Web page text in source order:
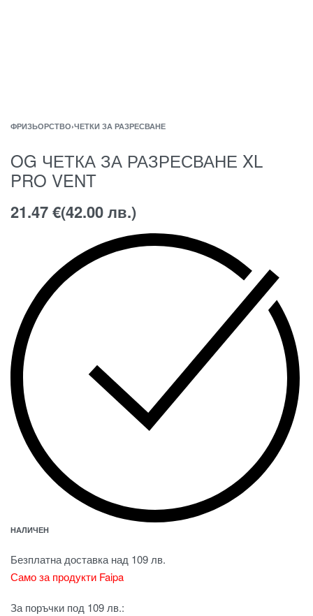
ФРИЗЬОРСТВО›ЧЕТКИ ЗА РАЗРЕСВАНЕ
OG ЧЕТКА ЗА РАЗРЕСВАНЕ XL
PRO VENT
21.47€(42.00 лв.)
НАЛИЧЕН
Безплатна доставка над 109 лв.
Само за продукти Faipa
За поръчки под 109 лв.: